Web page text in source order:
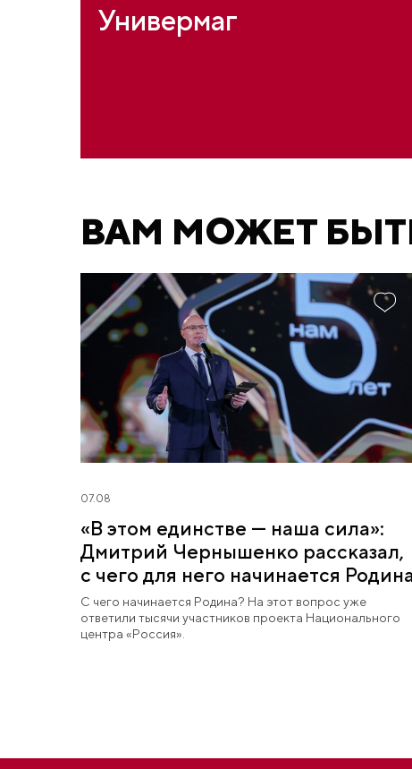
Универмаг
ВАМ МОЖЕТ
07.08
«В этом единстве — наша сила»:
Дмитрий Чернышенко рассказал,
с чего для него начинается
С чего начинается Родина? На этот вопрос уже
ответили тысячи участников проекта Национального
центра «Россия».